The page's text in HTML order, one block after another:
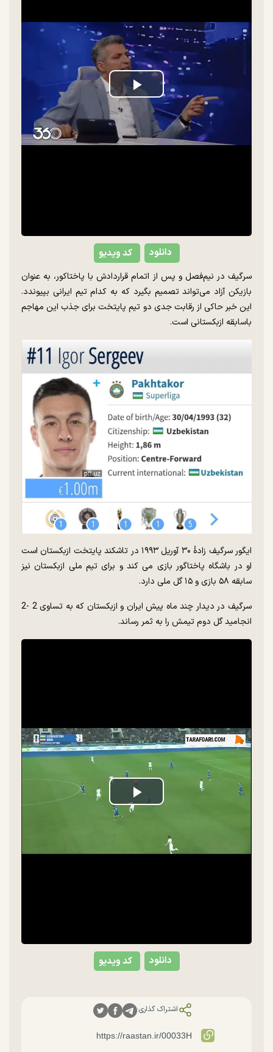
Play
Video
کد ویدیو دانلود
سرگیف در نیم‌فصل و پس از اتمام قراردادش با پاختاکور، به عنوان
بازیکن آزاد می‌تواند تصمیم بگیرد که به کدام تیم ایرانی بپیوندد.
این خبر حاکی از رقابت جدی دو تیم پایتخت برای جذب این مهاجم
باسابقه ازبکستانی است.
ایگور سرگیف زادهٔ ۳۰ آوریل ۱۹۹۳ در تاشکند پایتخت ازبکستان است
او در باشگاه پاختاگور بازی می کند و برای تیم ملی ازبکستان نیز
سابقه ۵۸ بازی و ۱۵ گل ملی دارد.
سرگیف در دیدار چند ماه پیش ایران و ازبکستان که به تساوی 2 -2
انجامید گل دوم تیمش را به ثمر رساند.
Play
Video
کد ویدیو دانلود
اشتراک گذاری: